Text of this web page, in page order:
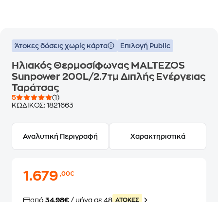
Άτοκες δόσεις χωρίς κάρτα Επιλογή Public
Ηλιακός Θερμοσίφωνας MALTEZOS
Sunpower 200L/2.7τμ Διπλής Ενέργειας
Ταράτσας
5
(1)
ΚΩΔΙΚΟΣ: 1821663
Αναλυτική Περιγραφή Χαρακτηριστικά
1.679,00€
από 34,98€ / μήνα σε 48 ATOKEΣ